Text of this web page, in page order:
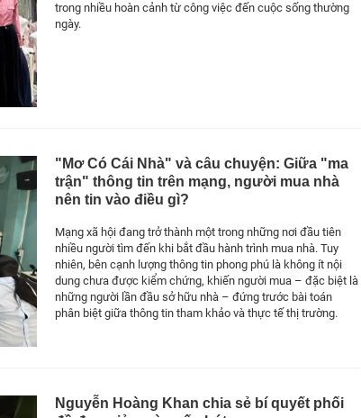
trong nhiều hoàn cảnh từ công việc đến cuộc sống thường
ngày.
"Mơ Có Cái Nhà" và câu chuyện: Giữa "ma
trận" thông tin trên mạng, người mua nhà
nên tin vào điều gì?
Mạng xã hội đang trở thành một trong những nơi đầu tiên
nhiều người tìm đến khi bắt đầu hành trình mua nhà. Tuy
nhiên, bên cạnh lượng thông tin phong phú là không ít nội
dung chưa được kiểm chứng, khiến người mua – đặc biệt là
những người lần đầu sở hữu nhà – đứng trước bài toán
phân biệt giữa thông tin tham khảo và thực tế thị trường.
Nguyễn Hoàng Khan chia sẻ bí quyết phối